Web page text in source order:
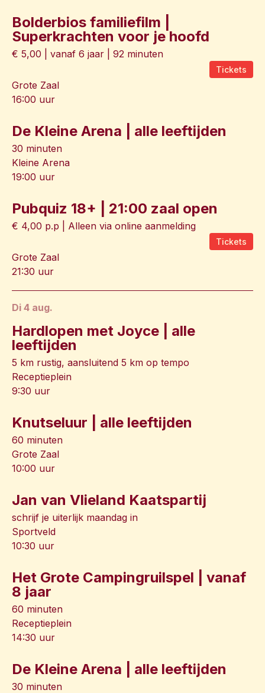
Bolderbios familiefilm |
Superkrachten voor je hoofd
€ 5,00 | vanaf 6 jaar | 92 minuten
Tickets
Grote Zaal
16:00 uur
De Kleine Arena | alle leeftijden
30 minuten
Kleine Arena
19:00 uur
Pubquiz 18+ | 21:00 zaal open
€ 4,00 p.p | Alleen via online aanmelding
Tickets
Grote Zaal
21:30 uur
di 4 aug.
Hardlopen met Joyce | alle
leeftijden
5 km rustig, aansluitend 5 km op tempo
Receptieplein
9:30 uur
Knutseluur | alle leeftijden
60 minuten
Grote Zaal
10:00 uur
Jan van Vlieland Kaatspartij
schrijf je uiterlijk maandag in
Sportveld
10:30 uur
Het Grote Campingruilspel | vanaf
8 jaar
60 minuten
Receptieplein
14:30 uur
De Kleine Arena | alle leeftijden
30 minuten